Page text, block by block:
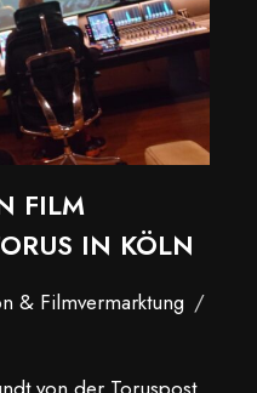
FILM
IN KÖLN
& Filmvermarktung